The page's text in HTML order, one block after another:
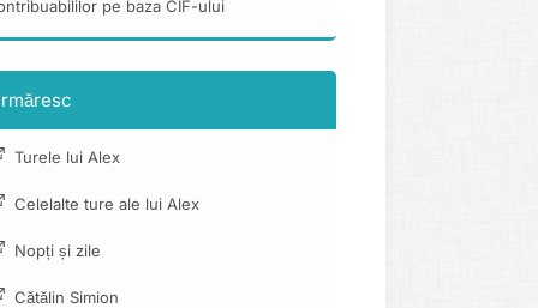
pe baza CIF-ului
Turele lui Alex
Celelalte ture ale lui Alex
Nopți și zile
Cătălin Simion